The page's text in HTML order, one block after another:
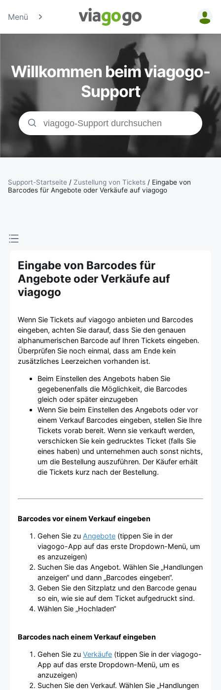
Menü
Tickets -
Konzert-,
&
| viagogo der
Willkommen beim viagogo-
Support
Support-Startseite / Zustellung von Tickets / Eingabe von
Barcodes für Angebote oder Verkäufe auf viagogo
Eingabe von Barcodes für
Angebote oder Verkäufe auf
viagogo
Wenn Sie Tickets auf viagogo anbieten und Barcodes
eingeben, achten Sie darauf, dass Sie den genauen
alphanumerischen Barcode auf Ihren Tickets eingeben.
Überprüfen Sie noch einmal, dass am Ende kein
zusätzliches Leerzeichen vorhanden ist.
Beim Einstellen des Angebots haben Sie
gegebenenfalls die Möglichkeit, die Barcodes
gleich oder später einzugeben
Wenn Sie beim Einstellen des Angebots oder vor
einem Verkauf Barcodes eingeben, stellen Sie Ihre
Tickets vorab bereit. Wenn sie verkauft werden,
verschicken Sie kein gedrucktes Ticket (falls Sie
eines haben) und unternehmen auch sonst nichts,
um die Bestellung auszuführen. Der Käufer erhält
die Tickets kurz nach der Bestellung.
Barcodes vor einem Verkauf eingeben
Gehen Sie zu Angebote (tippen Sie in der
viagogo-App auf das erste Dropdown-Menü, um
es anzuzeigen)
Suchen Sie das Angebot. Wählen Sie „Handlungen
anzeigen“ und dann „Barcodes eingeben“.
Geben Sie den Sitzplatz und den Barcode genau
so ein, wie sie auf dem Ticket aufgedruckt sind.
Wählen Sie „Hochladen“
Barcodes nach einem Verkauf eingeben
Gehen Sie zu Verkäufe (tippen Sie in der viagogo-
App auf das erste Dropdown-Menü, um es
anzuzeigen)
Suchen Sie den Verkauf. Wählen Sie „Handlungen